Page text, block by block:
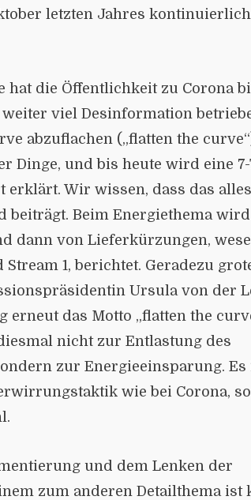
letzten Jahres kontinuierlich
hat die Öffentlichkeit zu Corona
viel Desinformation
abzuflachen („flatten the
Dinge, und bis heute wird eine 7-
erklärt. Wir wissen, dass das
Beim Energiethema
dann von Lieferkürzungen,
1, berichtet. Geradezu
Ursula von der
erneut das Motto „flatten the
nicht zur Entlastung des
zur Energieeinsparung. Es
wie bei Corona,
und dem Lenken der
zum anderen Detailthema ist